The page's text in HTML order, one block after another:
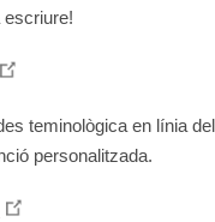
teminològica en línia
personalitzada.